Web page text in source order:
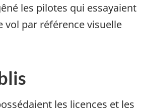
les pilotes qui essayaient
vol par référence visuelle
les licences et les